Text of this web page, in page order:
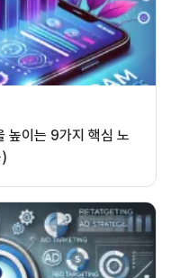
높이는 9가지 핵심 노